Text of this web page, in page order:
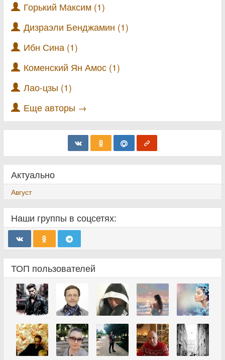
Горький Максим (1)
Дизраэли Бенджамин (1)
Ибн Сина (1)
Коменский Ян Амос (1)
Лао-цзы (1)
Еще авторы →
Актуально
Август
Наши группы в соцсетях:
ТОП пользователей